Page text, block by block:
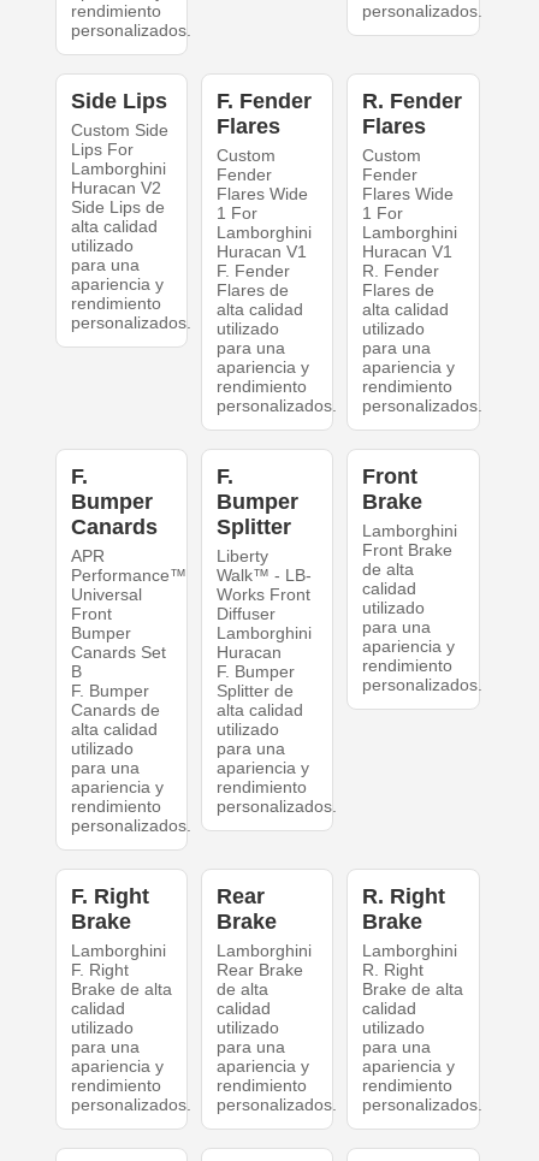
rendimiento
personalizados.
personalizados.
Side Lips
Custom Side
Lips For
Lamborghini
Huracan V2
Side Lips de
alta calidad
utilizado
para una
apariencia y
rendimiento
personalizados.
F. Fender
Flares
Custom
Fender
Flares Wide
1 For
Lamborghini
Huracan V1
F. Fender
Flares de
alta calidad
utilizado
para una
apariencia y
rendimiento
personalizados.
R. Fender
Flares
Custom
Fender
Flares Wide
1 For
Lamborghini
Huracan V1
R. Fender
Flares de
alta calidad
utilizado
para una
apariencia y
rendimiento
personalizados.
F.
Bumper
Canards
APR
Performance™
Universal
Front
Bumper
Canards Set
B
F. Bumper
Canards de
alta calidad
utilizado
para una
apariencia y
rendimiento
personalizados.
F.
Bumper
Splitter
Liberty
Walk™ - LB-
Works Front
Diffuser
Lamborghini
Huracan
F. Bumper
Splitter de
alta calidad
utilizado
para una
apariencia y
rendimiento
personalizados.
Front
Brake
Lamborghini
Front Brake
de alta
calidad
utilizado
para una
apariencia y
rendimiento
personalizados.
F. Right
Brake
Lamborghini
F. Right
Brake de alta
calidad
utilizado
para una
apariencia y
rendimiento
personalizados.
Rear
Brake
Lamborghini
Rear Brake
de alta
calidad
utilizado
para una
apariencia y
rendimiento
personalizados.
R. Right
Brake
Lamborghini
R. Right
Brake de alta
calidad
utilizado
para una
apariencia y
rendimiento
personalizados.